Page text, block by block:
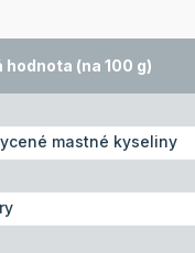
(na 100 g)
mastné kyseliny